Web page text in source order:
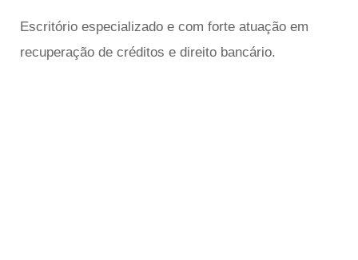
Escritório especializado e com forte atuação em
recuperação de créditos e direito bancário.